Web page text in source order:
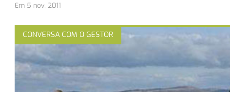
Em 5 nov, 2011
CONVERSA COM O GESTOR